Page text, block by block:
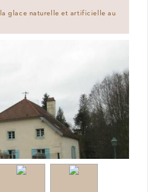
glace naturelle et artificielle au